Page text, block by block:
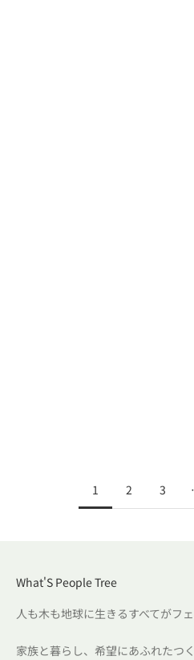
1 2 3
What'S People Tree
人も木も地球に生きるすべてがフ
家族と暮らし、希望にあふれたつ